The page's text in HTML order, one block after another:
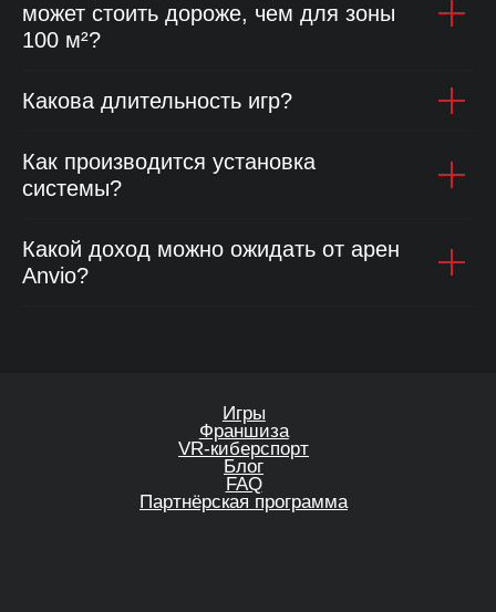
может стоить дороже, чем для зоны
100 м²?
Какова длительность игр?
Как производится установка
системы?
Какой доход можно ожидать от арен
Anvio?Политика конфиденциальности
Политика в отношении файлов cookie
Игры